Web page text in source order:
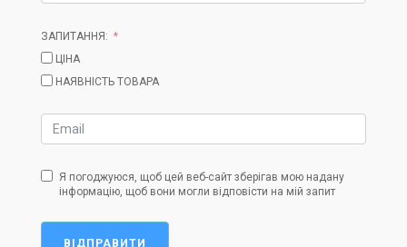
ЗАПИТАННЯ:
ЦІНА
НАЯВНІСТЬ ТОВАРА
Я погоджуюся, щоб цей веб-сайт зберігав мою надану
інформацію, щоб вони могли відповісти на мій запит
ВІДПРАВИТИ